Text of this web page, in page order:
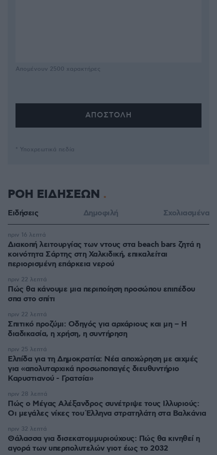
Απομένουν 2500 χαρακτήρες
* Υποχρεωτικά πεδία
ΡΟΗ ΕΙΔΗΣΕΩΝ
Ειδήσεις Δημοφιλή Σχολιασμένα
Διακοπή λειτουργίας των ντους στα beach bars ζητά η
κοινότητα Σάρτης στη Χαλκιδική, επικαλείται
περιορισμένη επάρκεια νερού
πριν 16 λεπτά
Πώς θα κάνουμε μια περιποίηση προσώπου επιπέδου
σπα στο σπίτι
πριν 22 λεπτά
Σπιτικό προζύμι: Οδηγός για αρχάριους και μη – Η
διαδικασία, η χρήση, η συντήρηση
πριν 22 λεπτά
Ελπίδα για τη Δημοκρατία: Νέα αποχώρηση με αιχμές
για «απολυταρχικά προσωποπαγές διευθυντήριο
Καρυστιανού - Γρατσία»
πριν 25 λεπτά
Πώς ο Μέγας Αλέξανδρος συνέτριψε τους Ιλλυριούς:
Οι μεγάλες νίκες του Έλληνα στρατηλάτη στα Βαλκάνια
πριν 28 λεπτά
Θάλασσα για δισεκατομμυριούχους: Πώς θα κινηθεί η
αγορά των υπερπολυτελών γιοτ έως το 2032
πριν 32 λεπτά